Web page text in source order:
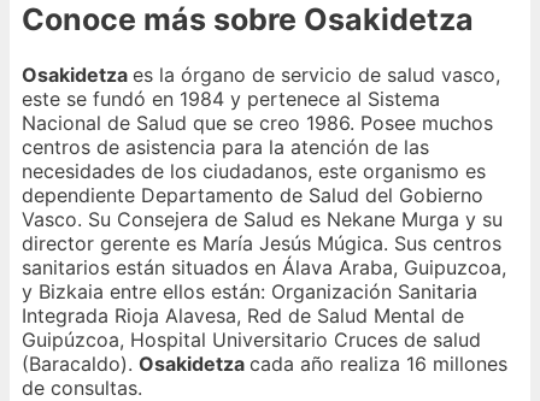
Conoce más sobre Osakidetza
Osakidetza es la órgano de servicio de salud vasco,
este se fundó en 1984 y pertenece al Sistema
Nacional de Salud que se creo 1986. Posee muchos
centros de asistencia para la atención de las
necesidades de los ciudadanos, este organismo es
dependiente Departamento de Salud del Gobierno
Vasco. Su Consejera de Salud es Nekane Murga y su
director gerente es María Jesús Múgica. Sus centros
sanitarios están situados en Álava Araba, Guipuzcoa,
y Bizkaia entre ellos están: Organización Sanitaria
Integrada Rioja Alavesa, Red de Salud Mental de
Guipúzcoa, Hospital Universitario Cruces de salud
(Baracaldo). Osakidetza cada año realiza 16 millones
de consultas.